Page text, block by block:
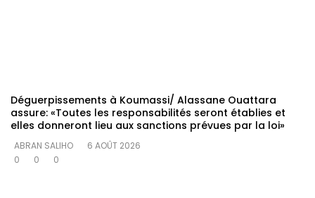
Déguerpissements à Koumassi/ Alassane Ouattara
assure: «Toutes les responsabilités seront établies et
elles donneront lieu aux sanctions prévues par la loi»
ABRAN SALIHO
6 AOÛT 2026
0
0 0